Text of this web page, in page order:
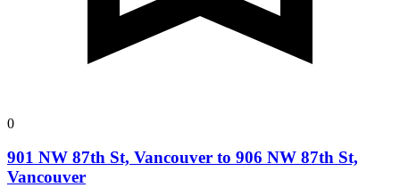
0
901 NW 87th St, Vancouver to 906 NW 87th St,
Vancouver